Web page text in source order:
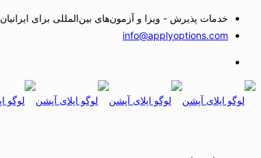
خدمات پذیرش - ویزا و آزمون‌های بین‌المللی برای ایرانیان
info@applyoptions.com